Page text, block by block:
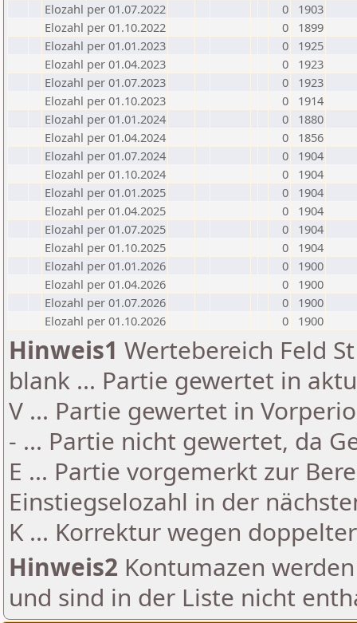
Elozahl per 01.07.2022
0
1903
Elozahl per 01.10.2022
0
1899
Elozahl per 01.01.2023
0
1925
Elozahl per 01.04.2023
0
1923
Elozahl per 01.07.2023
0
1923
Elozahl per 01.10.2023
0
1914
Elozahl per 01.01.2024
0
1880
Elozahl per 01.04.2024
0
1856
Elozahl per 01.07.2024
0
1904
Elozahl per 01.10.2024
0
1904
Elozahl per 01.01.2025
0
1904
Elozahl per 01.04.2025
0
1904
Elozahl per 01.07.2025
0
1904
Elozahl per 01.10.2025
0
1904
Elozahl per 01.01.2026
0
1900
Elozahl per 01.04.2026
0
1900
Elozahl per 01.07.2026
0
1900
Elozahl per 01.10.2026
0 1900
Hinweis1 Wertebereich Feld
blank ... Partie gewertet in
V ... Partie gewertet in
- ... Partie nicht gewertet, da
E ... Partie vorgemerkt zur
Einstiegselozahl in der
K ... Korrektur wegen
Hinweis2 Kontumazen
und sind in der Liste nicht